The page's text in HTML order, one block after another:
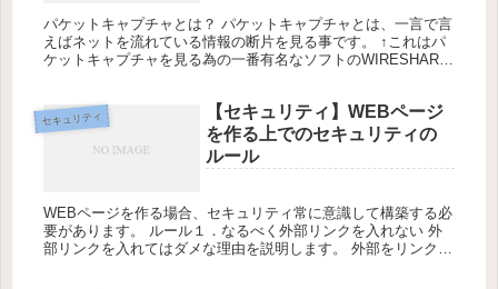
パケットキャプチャとは？ パケットキャプチャとは、一言で言
えばネットを流れている情報の断片を見る事です。 ↑これはパ
ケットキャプチャを見る為の一番有名なソフトのWIRESHARK
セキュリティ
【セキュリティ】WEBページ
を作る上でのセキュリティの
ルール
WEBページを作る場合、セキュリティ常に意識して構築する必
要があります。 ルール１．なるべく外部リンクを入れない 外
部リンクを入れてはダメな理由を説明します。 外部をリンクか